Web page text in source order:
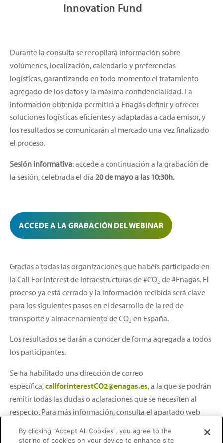
Innovation Fund
Durante la consulta se recopilará información sobre
volúmenes, localización, calendario y preferencias
logísticas, garantizando en todo momento el tratamiento
agregado de los datos y la máxima confidencialidad. La
información obtenida permitirá a Enagás definir y ofrecer
soluciones logísticas eficientes y adaptadas a cada emisor, y
los resultados se comunicarán al mercado una vez finalizado
el proceso.
Sesión informativa: accede a continuación a la grabación de
la sesión, celebrada el día 20 de mayo a las 10:30h.
ACCEDE A LA GRABACIÓN DEL WEBINAR
Gracias a todas las organizaciones que habéis participado en
la Call For Interest de infraestructuras de #CO₂ de #Enagás. El
proceso ya está cerrado y la información recibida será clave
para los siguientes pasos en el desarrollo de la red de
transporte y almacenamiento de CO₂ en España.
Los resultados se darán a conocer de forma agregada a todos
los participantes.
Se ha habilitado una dirección de correo
específica,callforinterestCO2@enagas.es, a la que se podrán
remitir todas las dudas o aclaraciones que se necesiten al
respecto. Para más información, consulta el apartado web
By clicking “Accept All Cookies”, you agree to the
storing of cookies on your device to enhance site